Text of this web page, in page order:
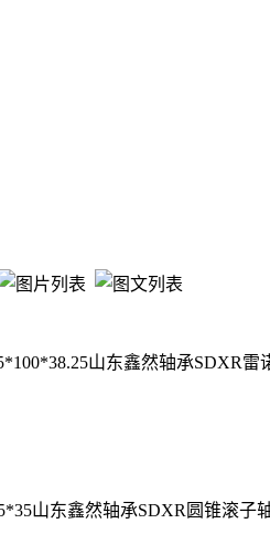
山东鑫然轴承SDXR
山东鑫然轴承SDXR圆锥滚子